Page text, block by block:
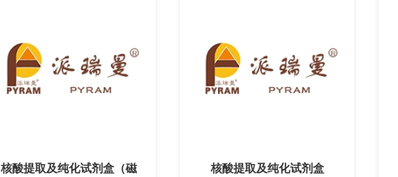
核酸提取及纯化试剂盒（磁
核酸提取及纯化试剂盒